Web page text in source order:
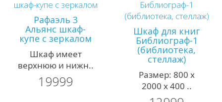
Рафаэль 3
Альянс шкаф-
купе с зеркалом
Шкаф имеет
верхнюю и нижн..
19999
Шкаф для книг
Библиограф-1
(библиотека,
стеллаж)
Размер: 800 х
2000 х 400 ..